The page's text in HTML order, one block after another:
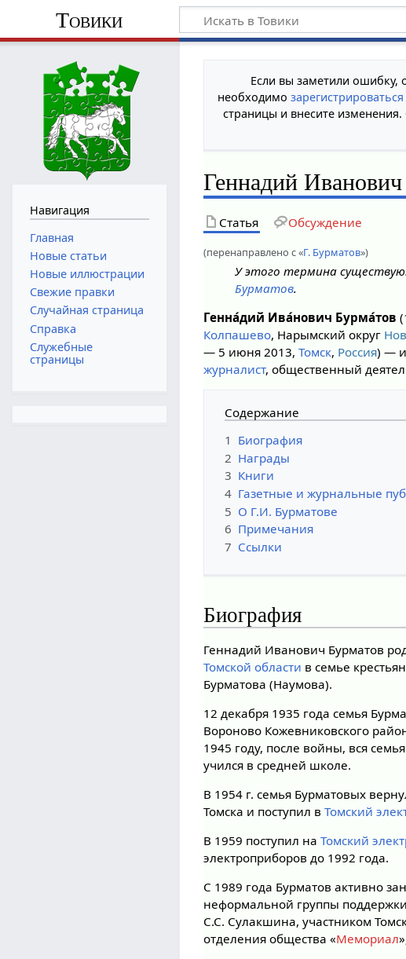
Товики
Если вы заметили ошибку,
необходимозарегистрироваться
страницы и внесите
Геннадий
Статья Обсуждение
(перенаправлено с «Г. Бурматов»)
У этого термина
Бурматов.
Генна́дий Ива́нович Бурма́тов
Колпашево, Нарымский округ
— 5 июня 2013,Томск, Россия) —
журналист, общественный
Содержание
1 Биография
2 Награды
3 Книги
4 Газетные и журнальные
5 О Г.И. Бурматове
6 Примечания
7 Ссылки
Биография
Геннадий Иванович Бурматов
Томской области в семье
Бурматова (Наумова).
12 декабря 1935 года семья
Вороново Кожевниковского
1945 году, после войны, вся
учился в средней школе.
В 1954 г. семья Бурматовых
Томска и поступил вТомский
В 1959 поступил наТомский
электроприборов до 1992 года.
С 1989 года Бурматов активно
неформальной группы
С.С. Сулакшина, участником
отделения общества «Мемориал
Навигация
Главная
Новые статьи
Новые иллюстрации
Свежие правки
Случайная страница
Справка
Служебные
страницы